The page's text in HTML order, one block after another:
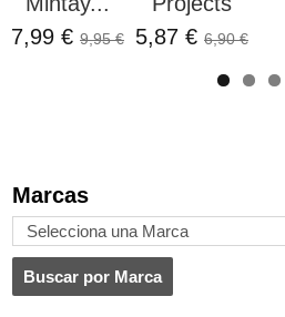
Marcas
7,99 € 9,95 €
5,87 € 6,90 €